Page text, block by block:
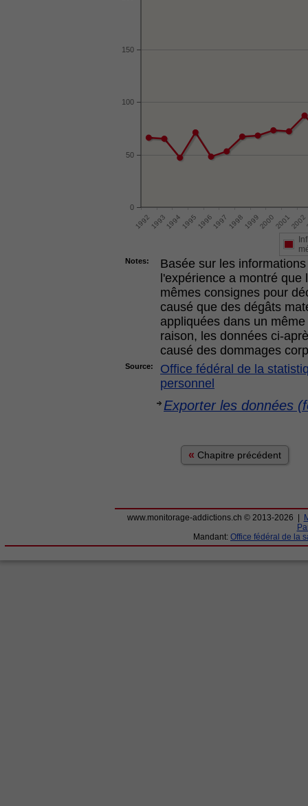
0
50
100
150
Notes:
Basée sur les
l'expérience a montré
mêmes consignes pour
causé que des dégâts
appliquées dans un
raison, les données ci-
causé des dommages
Source:
Office fédéral de la
personnel
Exporter les données
« Chapitre précédent
www.monitorage-addictions.ch © 2013-2026 |
Mandant: Office fédéral de la